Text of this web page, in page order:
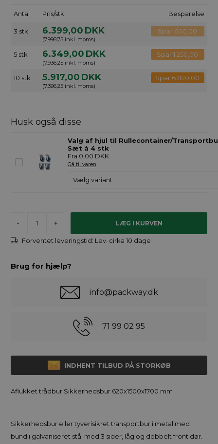
Antal Pris/stk. Besparelse
3 stk 6.399,00 DKK
(7.998,75 inkl. moms)
Spar 600,00
5 stk 6.349,00 DKK
(7.936,25 inkl. moms)
Spar 1.250,00
10 stk 5.917,00 DKK
(7.396,25 inkl. moms)
Spar 6.820,00
Husk også disse
Valg af hjul til Rullecontainer/
Sæt á 4 stk
Fra 0,00 DKK
Gå til varen
- +
Forventet leveringstid: Lev. cirka 10 dage
Brug for hjælp?
info@packway.dk
71 99 02 95
INDHENT TILBUD PÅ STORKØB
Aflukket trådbur Sikkerhedsbur 620x1500x1700 mm
Sikkerhedsbur eller tyverisikret transportbur i metal med
bund i galvaniseret stål med 3 sider, låg og dobbelt front dør.